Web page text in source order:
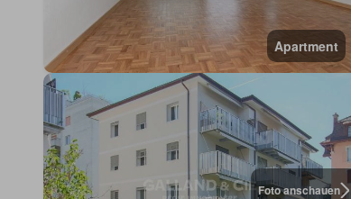
Apartment
Foto anschauen